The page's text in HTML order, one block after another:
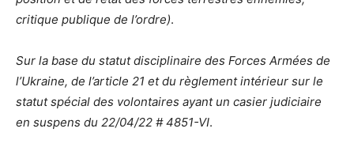
critique publique de l’ordre).
Sur la base du statut disciplinaire des Forces Armées de
l’Ukraine, de l’article 21 et du règlement intérieur sur le
statut spécial des volontaires ayant un casier judiciaire
en suspens du 22/04/22 # 4851-VI.